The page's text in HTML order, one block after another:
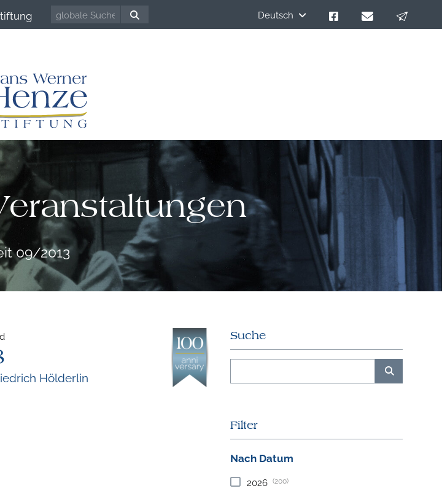
Deutsch
09/2013
Hölderlin
Suche
Filter
Nach Datum
2026 (200)